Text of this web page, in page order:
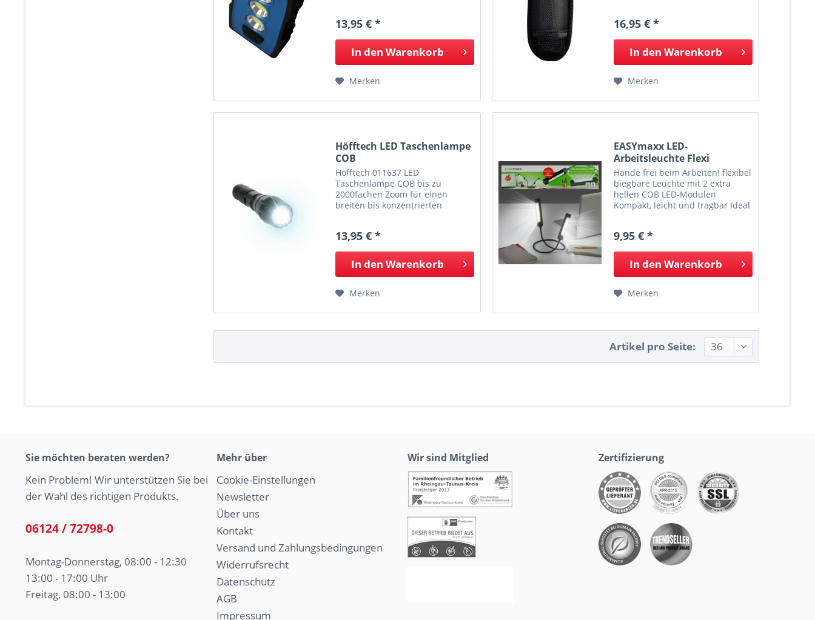
Arbeiten in der Werkstatt oder
am Auto. Ausgestattet...
13,95 € *
In den Warenkorb
Merken
Tasche. - 300 lm - ca. 160m
Leuchtweite - 5 Watt - IP65 Maße:
13 x 3,7 cm Gewicht: 118 g
16,95 € *
In den Warenkorb
Merken
Höfftech LED Taschenlampe
COB
Höfftech 011637 LED
Taschenlampe COB bis zu
2000fachen Zoom für einen
breiten bis konzentrierten
Stroboskopeffekt zur Abwehr von
Angreifern wasserdicht geprüft IP
44 stoßsicher...
13,95 € *
In den Warenkorb
Merken
EASYmaxx LED-
Arbeitsleuchte Flexi
Hände frei beim Arbeiten! flexibel
biegbare Leuchte mit 2 extra
hellen COB LED-Modulen
Kompakt, leicht und tragbar Ideal
Blinken Inklusive Batterie,
betriebsbereit
9,95 € *
In den Warenkorb
Merken
Artikel pro Seite:
Sie möchten beraten werden?
Kein Problem! Wir unterstützen Sie bei
der Wahl des richtigen Produkts.
06124 / 72798-0
Montag-Donnerstag, 08:00 - 12:30
13:00 - 17:00 Uhr
Freitag, 08:00 - 13:00
Mehr über
Cookie-Einstellungen
Newsletter
Über uns
Kontakt
Versand und Zahlungsbedingungen
Widerrufsrecht
Datenschutz
AGB
Impressum
Wir sind Mitglied Zertifizierung